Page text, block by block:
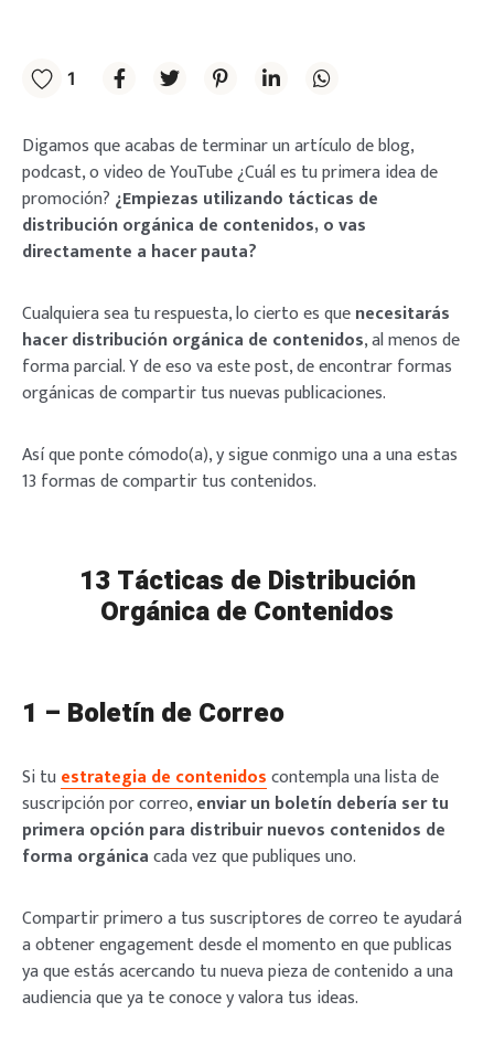
1
Digamos que acabas de terminar un artículo de blog,
podcast, o video de YouTube ¿Cuál es tu primera idea de
promoción? ¿Empiezas utilizando tácticas de
distribución orgánica de contenidos, o vas
directamente a hacer pauta?
Cualquiera sea tu respuesta, lo cierto es quenecesitarás
hacer distribución orgánica de contenidos, al menos de
forma parcial. Y de eso va este post, de encontrar formas
orgánicas de compartir tus nuevas publicaciones.
Así que ponte cómodo(a), y sigue conmigo una a una estas
13 formas de compartir tus contenidos.
13 Tácticas de Distribución
Orgánica de Contenidos
1 – Boletín de Correo
Si tuestrategia de contenidoscontempla una lista de
suscripción por correo,enviar un boletín debería ser tu
primera opción para distribuir nuevos contenidos de
forma orgánicacada vez que publiques uno.
Compartir primero a tus suscriptores de correo te ayudará
a obtener engagement desde el momento en que publicas
ya que estás acercando tu nueva pieza de contenido a una
audiencia que ya te conoce y valora tus ideas.